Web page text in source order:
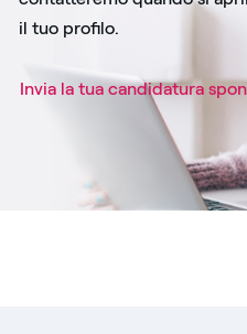
il tuo profilo.
Invia la tua candidatura